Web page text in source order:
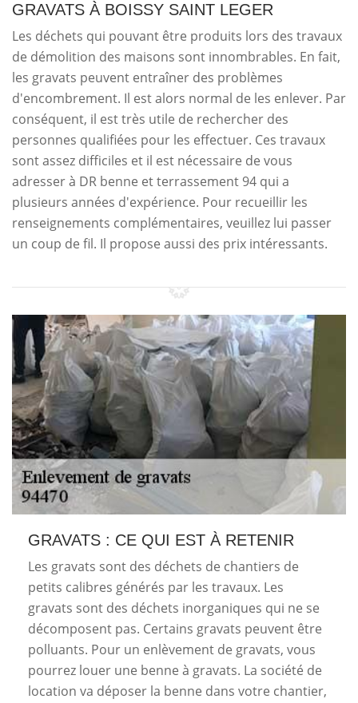
GRAVATS À BOISSY SAINT LEGER
Les déchets qui pouvant être produits lors des travaux
de démolition des maisons sont innombrables. En fait,
les gravats peuvent entraîner des problèmes
d'encombrement. Il est alors normal de les enlever. Par
conséquent, il est très utile de rechercher des
personnes qualifiées pour les effectuer. Ces travaux
sont assez difficiles et il est nécessaire de vous
adresser à DR benne et terrassement 94 qui a
plusieurs années d'expérience. Pour recueillir les
renseignements complémentaires, veuillez lui passer
un coup de fil. Il propose aussi des prix intéressants.
GRAVATS : CE QUI EST À RETENIR
Les gravats sont des déchets de chantiers de
petits calibres générés par les travaux. Les
gravats sont des déchets inorganiques qui ne se
décomposent pas. Certains gravats peuvent être
polluants. Pour un enlèvement de gravats, vous
pourrez louer une benne à gravats. La société de
location va déposer la benne dans votre chantier,